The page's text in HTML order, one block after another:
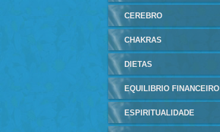
EVENTOS
CEREBRO
CHAKRAS
DIETAS
EQUILIBRIO FINANCEIRO
ESPIRITUALIDADE